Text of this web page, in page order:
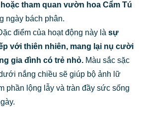
tham quan vườn hoa Cẩm Tú
ngày bách phân.
điểm của hoạt động này là sự
với thiên nhiên, mang lại nụ cười
gia đình có trẻ nhỏ. Màu sắc sặc
nắng chiều sẽ giúp bộ ảnh lữ
phần lộng lẫy và tràn đầy sức sống